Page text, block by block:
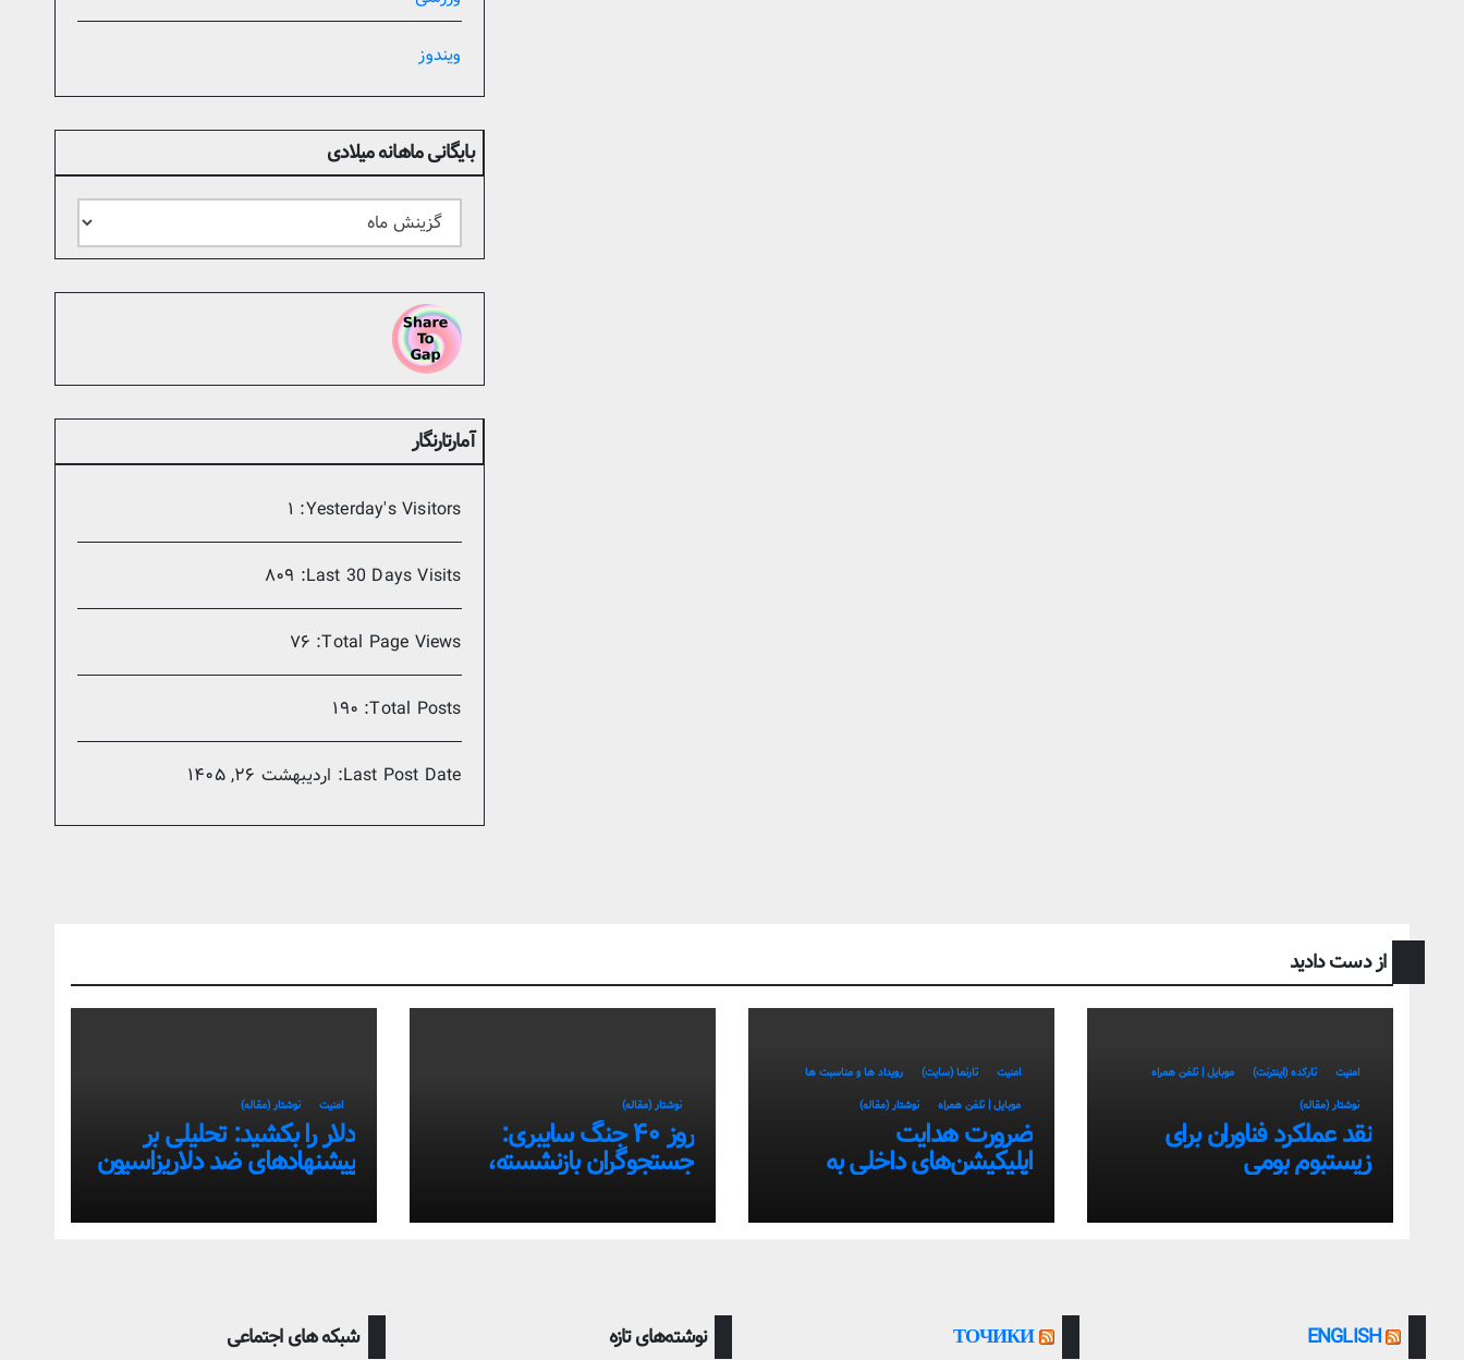
ویندوز
بایگانی ماهانه میلادی
بایگانی
ماهانه
آمارتارنگار
Yesterday's Visitors: ۱
Last 30 Days Visits: ۸۰۹
Total Page Views: ۷۶
Total Posts: ۱۹۰
Last Post Date: اردیبهشت ۲۶, ۱۴۰۵
از دست دادید
امنیت تارکده (اینترنت)
موبایل | تلفن همراه
نوشتار (مقاله)
نقد عملکرد فناوران برای
زیستبوم بومی
امنیت تارنما (سایت)
رویداد ها و مناسبت ها
موبایل | تلفن همراه
نوشتار (مقاله)
ضرورت هدایت
اپلیکیشن‌های داخلی به
سمت استفاده از سامانه‌های
بومی
نوشتار (مقاله)
روز ۴۰ جنگ سایبری:
جستجوگران بازنشسته،
ضعیف و ستاره‌های موقتی
ایران در بحران اینترنت!
امنیت نوشتار (مقاله)
دلار را بکشید: تحلیلی بر
پیشنهادهای ضد دلاریزاسیون
اقتصاد ایران
ENGLISH
ТОЧИКИ نوشته‌های تازه شبکه های اجتماعی